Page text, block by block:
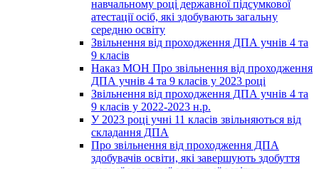
навчальному році державної підсумкової
атестації осіб, які здобувають загальну
середню освіту
Звільнення від проходження ДПА учнів 4 та
9 класів
Наказ МОН Про звільнення від проходження
ДПА учнів 4 та 9 класів у 2023 році
Звільнення від проходження ДПА учнів 4 та
9 класів у 2022-2023 н.р.
У 2023 році учні 11 класів звільняються від
складання ДПА
Про звільнення від проходження ДПА
здобувачів освіти, які завершують здобуття